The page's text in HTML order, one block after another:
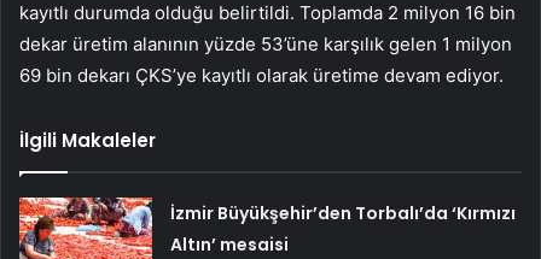
kayıtlı durumda olduğu belirtildi. Toplamda 2 milyon 16 bin
dekar üretim alanının yüzde 53’üne karşılık gelen 1 milyon
69 bin dekarı ÇKS’ye kayıtlı olarak üretime devam ediyor.
İlgili Makaleler
İzmir Büyükşehir’den Torbalı’da ‘Kırmızı
Altın’ mesaisi